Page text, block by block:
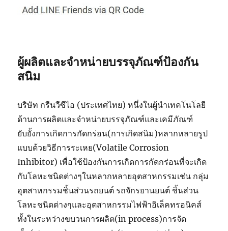
ผู้ผลิตและจำหน่ายบรรจุภัณฑ์ป้องกัน
สนิม
บริษัท กรีนวีซีไอ (ประเทศไทย) หนึ่งในผู้นำเทคโนโลยี
ด้านการผลิตและจำหน่ายบรรจุภัณฑ์และเคมีภัณฑ์
ยับยั้งการเกิดการกัดกร่อน(การเกิดสนิม)หลากหลายรูป
แบบด้วยวิธีการระเหย(Volatile Corrosion
Inhibitor) เพื่อใช้ป้องกันการเกิดการกัดกร่อนที่จะเกิด
กับโลหะชนิดต่างๆในหลากหลายอุตสาหกรรมเช่น กลุ่ม
อุตสาหกรรมชิ้นส่วนรถยนต์ รถจักรยานยนต์ ชิ้นส่วน
โลหะชนิดต่างๆและอุตสาหกรรมไฟฟ้าอิเล็คทรอนิคส์
ทั้งในระหว่างขบวนการผลิต(in process)การจัด